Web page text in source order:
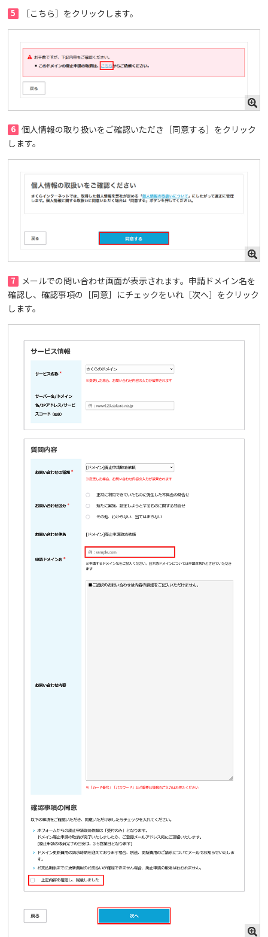
5 ［こちら］をクリックします。
6 個人情報の取り扱いをご確認いただき［同意する］をクリック
します。
7
メールでの問い合わせ画面が表示されます。申請ドメイン名を
確認し、確認事項の［同意］にチェックをいれ［次へ］をクリック
します。